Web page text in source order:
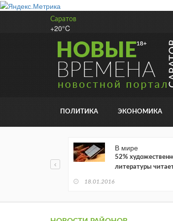
Саратов
+20°C
ПОЛИТИКА ЭКОНОМИКА
В мире
52%
литературы
18.01.2016